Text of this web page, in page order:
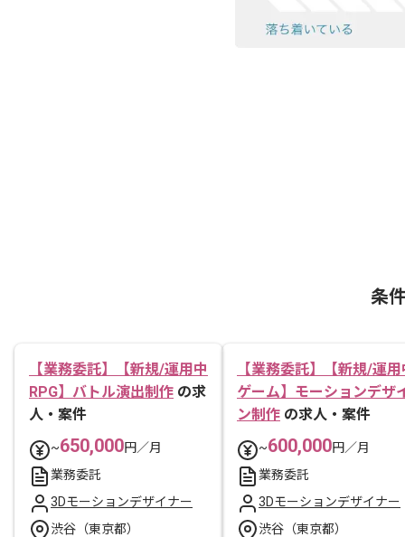
条
【業務委託】【新規/運用中
RPG】バトル演出制作 の求
人・案件
~650,000円／月
業務委託
3Dモーションデザイナー
渋谷（東京都）
【業務委託】【新規/運用
ゲーム】モーションデザ
ン制作 の求人・案件
~600,000円／月
業務委託
3Dモーションデザイナー
渋谷（東京都）